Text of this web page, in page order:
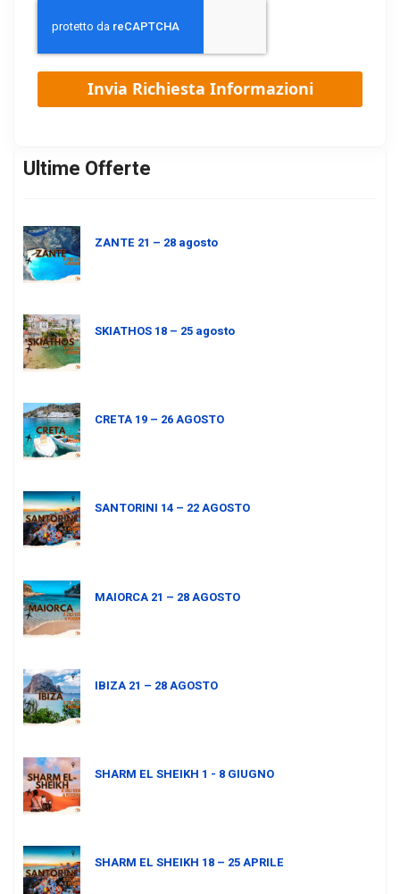
Ultime Offerte
ZANTE 21 – 28 agosto
SKIATHOS 18 – 25 agosto
CRETA 19 – 26 AGOSTO
SANTORINI 14 – 22 AGOSTO
MAIORCA 21 – 28 AGOSTO
IBIZA 21 – 28 AGOSTO
SHARM EL SHEIKH 1 - 8 GIUGNO
SHARM EL SHEIKH 18 – 25 APRILE